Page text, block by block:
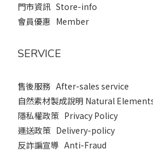
門市資訊 Store-info
會員優惠 Member
SERVICE
售後服務 After-sales service
自然素材製成說明 Natural
隱私權政策 Privacy Policy
運送政策 Delivery-policy
反詐諞宣導 Anti-Fraud